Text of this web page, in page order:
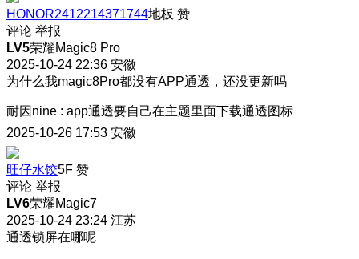
HONOR2412214371744地板 赞
评论 举报
LV5荣耀Magic8 Pro
2025-10-24 22:36 安徽
为什么我magic8Pro都没有APP通透，还没更新吗
耐因nine : app通透要自己在主题里面下载通透图标
2025-10-26 17:53 安徽
旺仔水饺5F 赞
评论 举报
LV6荣耀Magic7
2025-10-24 23:24 江苏
通透锁屏在哪呢